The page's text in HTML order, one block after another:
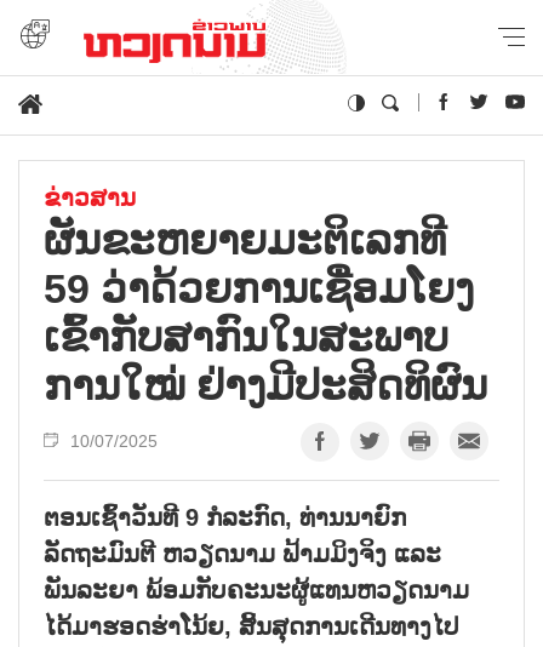
ຂ່າວສານ
ຜັນ​ຂະ​ຫຍາຍ​ມະ​ຕິ​ເລກ​ທີ
59 ວ່າ​ດ້ວຍ​ການ​ເຊື່ອມ​ໂຍງ​
ເຂົ້າ​ກັບ​ສາ​ກົນ​ໃນ​ສະ​ພາບ​
ການ​ໃໝ່ ຢ່າງ​ມີ​ປະ​ສິດ​ທິ​ຜົນ
10/07/2025
ຕອນເຊົ້າວັນທີ 9 ກໍລະກົດ, ທ່ານນາຍົກ
ລັດຖະມົນຕີ ຫວຽດນາມ ຟ້າມມິງຈິງ ແລະ
ພັນລະຍາ ພ້ອມກັບຄະນະຜູ້ແທນຫວຽດນາມ
ໄດ້ມາຮອດຮ່າໂນ້ຍ, ສິ້ນສຸດການເດີນທາງໄປ